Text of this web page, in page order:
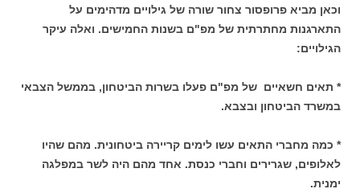
וכאן מביא פרופסור צחור שורה של גילויים מדהימים על
התארגנות מחתרתית של מפ"ם בשנות החמישים. ואלה עיקר
הגילויים:
* תאים חשאיים של מפ"ם פעלו בשרות הביטחון, בממשל הצבאי
במשרד הביטחון ובצבא.
* כמה מחברי התאים עשו לימים קריירה ביטחונית. מהם שהיו
לאלופים, שגרירים וחברי כנסת. אחד מהם היה לשר במפלגה
ימנית.